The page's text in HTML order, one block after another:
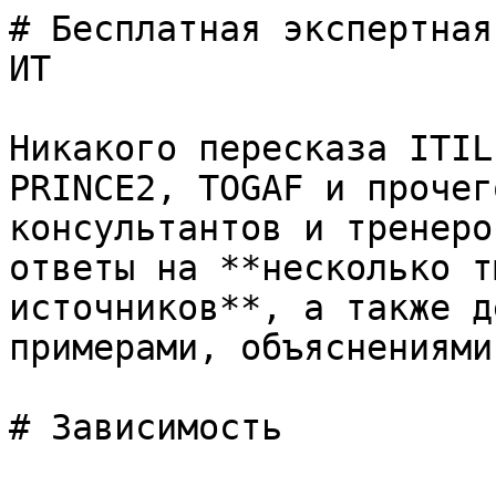
# Бесплатная
ИТ
Никакого пересказа
PRINCE2, TOGAF и
консультантов и
ответы на **несколько
источников**, а также
примерами,
# Зависимость